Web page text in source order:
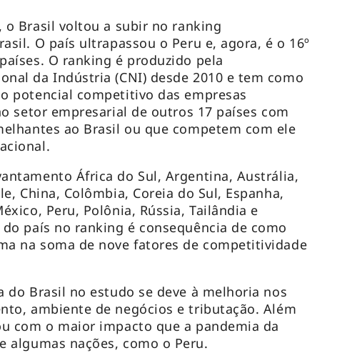
o Brasil voltou a subir no ranking
O país ultrapassou o Peru e, agora, é o 16º
O ranking é produzido pela
da Indústria (CNI) desde 2010 e tem como
potencial competitivo das empresas
setor empresarial de outros 17 países com
ao Brasil ou que competem com ele
África do Sul, Argentina, Austrália,
China, Colômbia, Coreia do Sul, Espanha,
Peru, Polônia, Rússia, Tailândia e
país no ranking é consequência de como
na soma de nove fatores de competitividade
do Brasil no estudo se deve à melhoria nos
ambiente de negócios e tributação. Além
com o maior impacto que a pandemia da
algumas nações, como o Peru.